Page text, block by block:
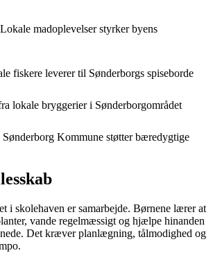
madoplevelser styrker byens
fiskere leverer til Sønderborgs spiseborde
lokale bryggerier i Sønderborgområdet
Sønderborg Kommune støtter bæredygtige
i skolehaven er samarbejde. Børnene lærer at
vande regelmæssigt og hjælpe hinanden
Det kræver planlægning, tålmodighed og